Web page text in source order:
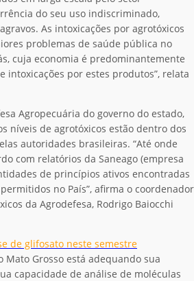
do seu uso indiscriminado,
As intoxicações por agrotóxicos
problemas de saúde pública no
cuja economia é predominantemente
intoxicações por estes produtos”, relata
Agropecuária do governo do estado,
níveis de agrotóxicos estão dentro dos
autoridades brasileiras. “Até onde
com relatórios da Saneago (empresa
de princípios ativos encontradas
no País”, afirma o coordenador
da Agrodefesa, Rodrigo Baiocchi
de glifosato neste semestre
Mato Grosso está adequando sua
capacidade de análise de moléculas